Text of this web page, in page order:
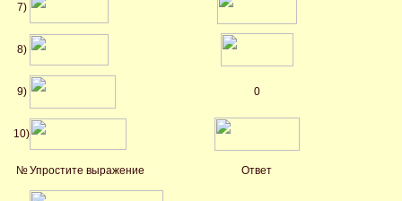
7)
8)
9) 0
10)
№Упростите выражение Ответ